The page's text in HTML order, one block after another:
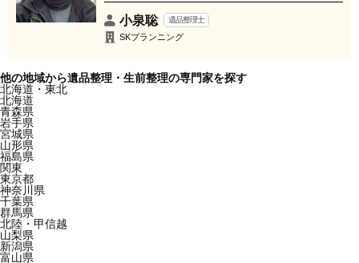
小泉聡 遺品整理士
SKプランニング
他の地域から遺品整理・生前整理の専門家を探す
北海道・東北
北海道
青森県
岩手県
宮城県
山形県
福島県
関東
東京都
神奈川県
千葉県
群馬県
北陸・甲信越
山梨県
新潟県
富山県